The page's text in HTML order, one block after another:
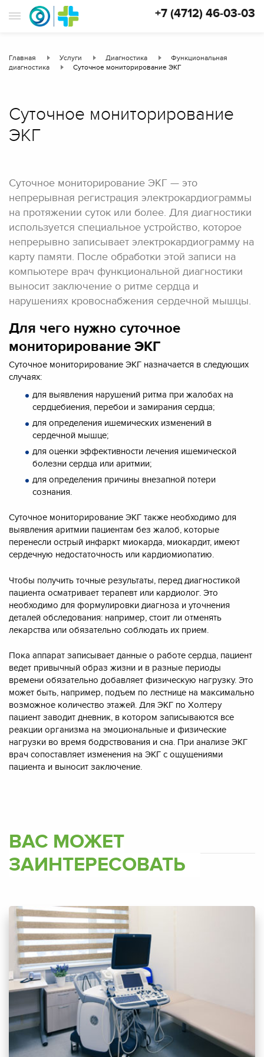
+7 (4712) 46-03-03
Главная Услуги Диагностика
Функциональная
диагностика
Суточное мониторирование ЭКГ
Суточное мониторирование
ЭКГ
Суточное мониторирование ЭКГ — это
непрерывная регистрация электрокардиограммы
на протяжении суток или более. Для диагностики
используется специальное устройство, которое
непрерывно записывает электрокардиограмму на
карту памяти. После обработки этой записи на
компьютере врач функциональной диагностики
выносит заключение о ритме сердца и
нарушениях кровоснабжения сердечной мышцы.
Для чего нужно суточное
мониторирование ЭКГ
Суточное мониторирование ЭКГ назначается в следующих
случаях:
для выявления нарушений ритма при жалобах на
сердцебиения, перебои и замирания сердца;
для определения ишемических изменений в
сердечной мышце;
для оценки эффективности лечения ишемической
болезни сердца или аритмии;
для определения причины внезапной потери
сознания.
Суточное мониторирование ЭКГ также необходимо для
выявления аритмии пациентам без жалоб, которые
перенесли острый инфаркт миокарда, миокардит, имеют
сердечную недостаточность или кардиомиопатию.
Чтобы получить точные результаты, перед диагностикой
пациента осматривает терапевт или кардиолог. Это
необходимо для формулировки диагноза и уточнения
деталей обследования: например, стоит ли отменять
лекарства или обязательно соблюдать их прием.
Пока аппарат записывает данные о работе сердца, пациент
ведет привычный образ жизни и в разные периоды
времени обязательно добавляет физическую нагрузку. Это
может быть, например, подъем по лестнице на максимально
возможное количество этажей. Для ЭКГ по Холтеру
пациент заводит дневник, в котором записываются все
реакции организма на эмоциональные и физические
нагрузки во время бодрствования и сна. При анализе ЭКГ
врач сопоставляет изменения на ЭКГ с ощущениями
пациента и выносит заключение.
ВАС МОЖЕТ
ЗАИНТЕРЕСОВАТЬ